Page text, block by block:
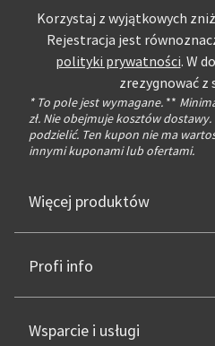
Korzystaj z wyjątkowych
Rejestracja jest
polityki prywatności. W
zrezygnować z
* To pole jest wymagane. **
zł. Nie obejmuje kosztów
podzielić. Ten kupon nie ma
innymi kuponami lub ofertami.
Więcej produktów
Profi info
Wsparcie i usługi